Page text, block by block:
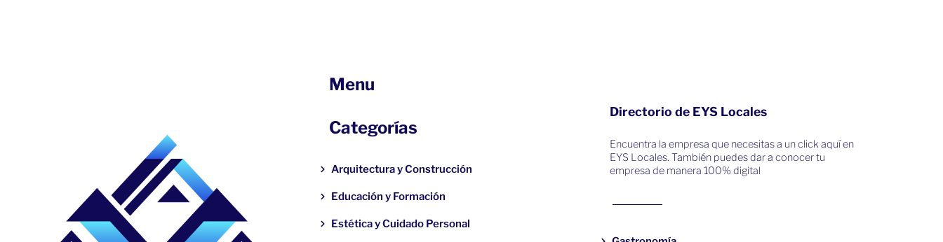
Menu
Categorías
Arquitectura y Construcción
Educación y Formación
Estética y Cuidado Personal
Directorio de EYS Locales
Encuentra la empresa que necesitas a un click aquí en
EYS Locales. También puedes dar a conocer tu
empresa de manera 100% digital